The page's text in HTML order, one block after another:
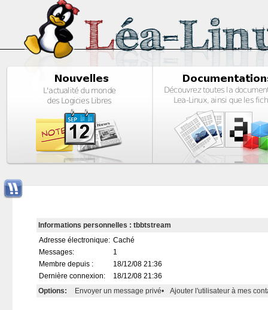
Informations personnelles : tbbtstream
Adresse électronique: Caché
Messages:
1
Membre depuis :
18/12/08 21:36
Dernière connexion:
18/12/08 21:36
Options:
Envoyer un message privé• Ajouter l'utilisateur à mes